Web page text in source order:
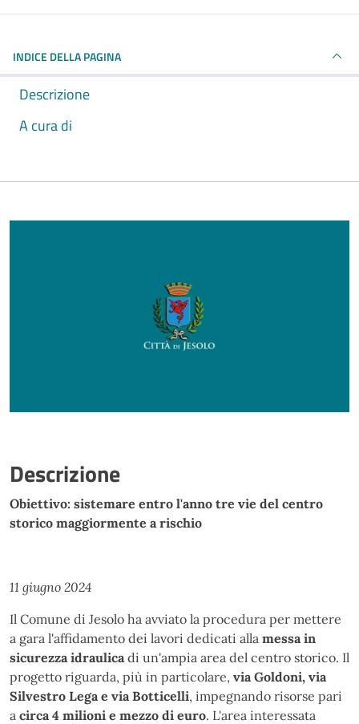
INDICE DELLA PAGINA
Descrizione
A cura di
Descrizione
Obiettivo: sistemare entro l'anno tre vie del centro
storico maggiormente a rischio
11 giugno 2024
Il Comune di Jesolo ha avviato la procedura per mettere
a gara l'affidamento dei lavori dedicati alla messa in
sicurezza idraulica di un'ampia area del centro storico. Il
progetto riguarda, più in particolare, via Goldoni, via
Silvestro Lega e via Botticelli, impegnando risorse pari
a circa 4 milioni e mezzo di euro. L'area interessata